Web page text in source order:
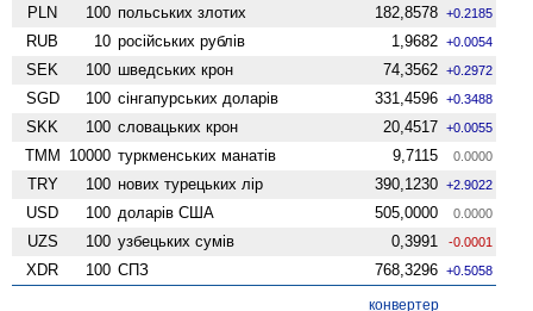
PLN 100 польських злотих 182,8578 +0.2185
RUB 10 російських рублів 1,9682 +0.0054
SEK 100 шведських крон 74,3562 +0.2972
SGD 100 сінгапурських доларів 331,4596 +0.3488
SKK 100 словацьких крон 20,4517 +0.0055
TMM 10000 туркменських манатів 9,7115 0.0000
TRY 100 нових турецьких лір 390,1230 +2.9022
USD 100 доларів США 505,0000 0.0000
UZS 100 узбецьких сумів 0,3991 -0.0001
XDR 100 СПЗ 768,3296 +0.5058
конвертер